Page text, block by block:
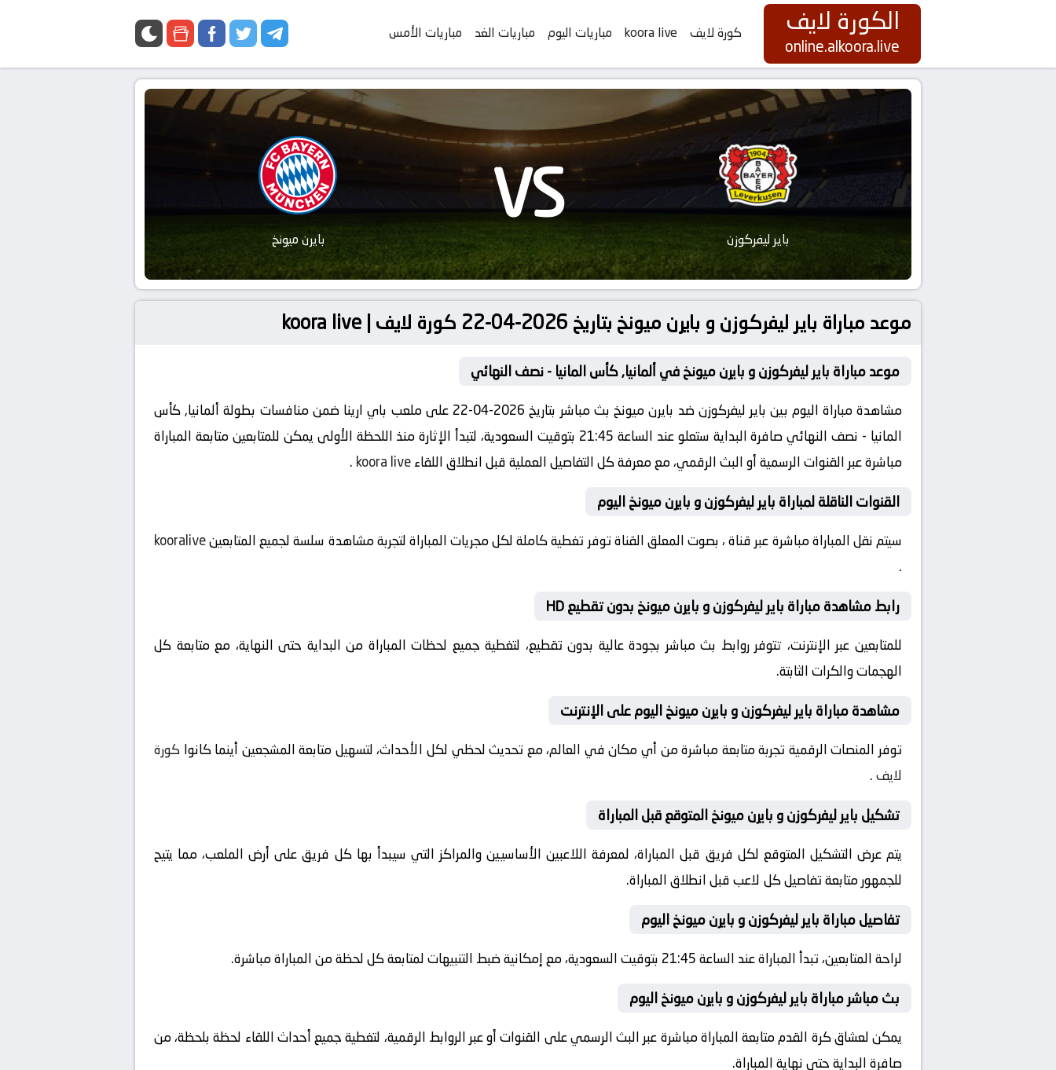
الكورة لايف
online.alkoora.live
كورة لايف koora live مباريات اليوم مباريات الغد مباريات الأمس
باير ليفركوزن VS بايرن ميونخ
موعد مباراة باير ليفركوزن و بايرن ميونخ بتاريخ 2026-04-22 كورة لايف | koora live
موعد مباراة باير ليفركوزن و بايرن ميونخ في ألمانيا, كأس المانيا - نصف النهائي
مشاهدة مباراة اليوم بين باير ليفركوزن ضد بايرن ميونخ بث مباشر بتاريخ 2026-04-22 على ملعب باي ارينا ضمن منافسات بطولة ألمانيا, كأس
المانيا - نصف النهائي صافرة البداية ستعلو عند الساعة 21:45 بتوقيت السعودية، لتبدأ الإثارة منذ اللحظة الأولى يمكن للمتابعين متابعة المباراة
مباشرة عبر القنوات الرسمية أو البث الرقمي، مع معرفة كل التفاصيل العملية قبل انطلاق اللقاءkoora live
.
القنوات الناقلة لمباراة باير ليفركوزن و بايرن ميونخ اليوم
سيتم نقل المباراة مباشرة عبر قناة ، بصوت المعلق القناة توفر تغطية كاملة لكل مجريات المباراة لتجربة مشاهدة سلسة لجميع المتابعينkooralive
.
رابط مشاهدة مباراة باير ليفركوزن و بايرن ميونخ بدون تقطيع HD
للمتابعين عبر الإنترنت، تتوفر روابط بث مباشر بجودة عالية بدون تقطيع، لتغطية جميع لحظات المباراة من البداية حتى النهاية، مع متابعة كل
الهجمات والكرات الثابتة.
مشاهدة مباراة باير ليفركوزن و بايرن ميونخ اليوم على الإنترنت
توفر المنصات الرقمية تجربة متابعة مباشرة من أي مكان في العالم، مع تحديث لحظي لكل الأحداث، لتسهيل متابعة المشجعين أينما كانوا كورة
لايف.
تشكيل باير ليفركوزن و بايرن ميونخ المتوقع قبل المباراة
يتم عرض التشكيل المتوقع لكل فريق قبل المباراة، لمعرفة اللاعبين الأساسيين والمراكز التي سيبدأ بها كل فريق على أرض الملعب، مما يتيح
للجمهور متابعة تفاصيل كل لاعب قبل انطلاق المباراة.
تفاصيل مباراة باير ليفركوزن و بايرن ميونخ اليوم
لراحة المتابعين، تبدأ المباراة عند الساعة 21:45 بتوقيت السعودية، مع إمكانية ضبط التنبيهات لمتابعة كل لحظة من المباراة مباشرة.
بث مباشر مباراة باير ليفركوزن و بايرن ميونخ اليوم
يمكن لعشاق كرة القدم متابعة المباراة مباشرة عبر البث الرسمي على القنوات أو عبر الروابط الرقمية، لتغطية جميع أحداث اللقاء لحظة بلحظة، من
صافرة البداية حتى نهاية المباراة.